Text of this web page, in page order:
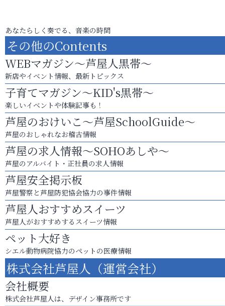
あなたらしく奏でる、音楽の時間
その他のContents
WEBマガジン～芦屋人黒帯～
新店やイベント情報、最新トピックス
子育てマガジン～KID's黒帯～
楽しいイベントや体験記事も！
芦屋のおけいこ～芦屋SchoolGuide～
芦屋のおしゃれなお稽古情報
芦屋の求人情報～SOHOあしや～
芦屋のアルバイト・正社員の求人情報
芦屋安全掲示板
芦屋警察と芦屋防犯協会協力の事件情報
芦屋人おすすめスイーツ
芦屋人がおすすめするスイーツ情報
ペット大好き
シエル動物病院協力のペットの医療情報
株式会社芦屋人（運営会社）
会社概要
株式会社芦屋人は、デザイン事務所です